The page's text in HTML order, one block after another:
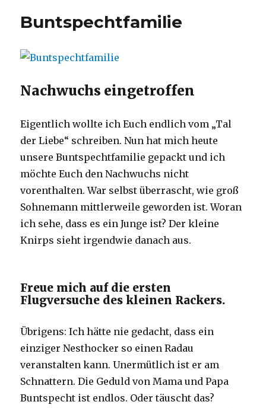
Buntspechtfamilie
Nachwuchs eingetroffen
Eigentlich wollte ich Euch endlich vom „Tal
der Liebe“ schreiben. Nun hat mich heute
unsere Buntspechtfamilie gepackt und ich
möchte Euch den Nachwuchs nicht
vorenthalten. War selbst überrascht, wie groß
Sohnemann mittlerweile geworden ist. Woran
ich sehe, dass es ein Junge ist? Der kleine
Knirps sieht irgendwie danach aus.
Freue mich auf die ersten
Flugversuche des kleinen Rackers.
Übrigens: Ich hätte nie gedacht, dass ein
einziger Nesthocker so einen Radau
veranstalten kann. Unermütlich ist er am
Schnattern. Die Geduld von Mama und Papa
Buntspecht ist endlos. Oder täuscht das?